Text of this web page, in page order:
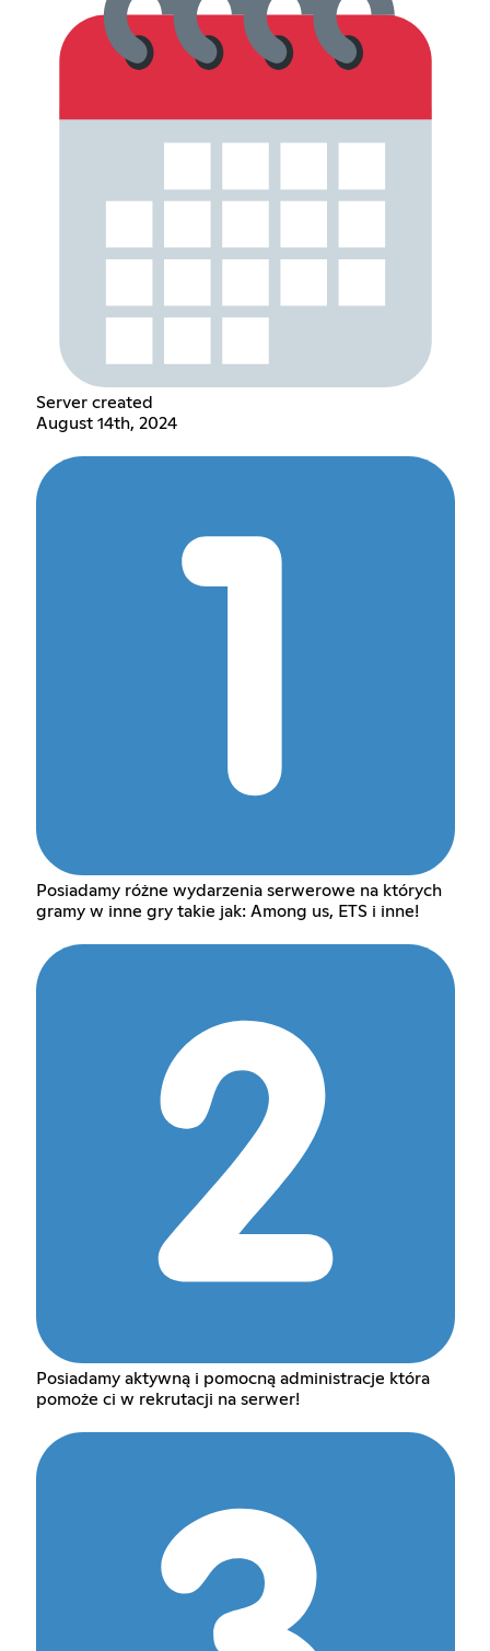
Server created
August 14th, 2024
Posiadamy różne wydarzenia serwerowe na których
gramy w inne gry takie jak: Among us, ETS i inne!
Posiadamy aktywną i pomocną administracje która
pomoże ci w rekrutacji na serwer!